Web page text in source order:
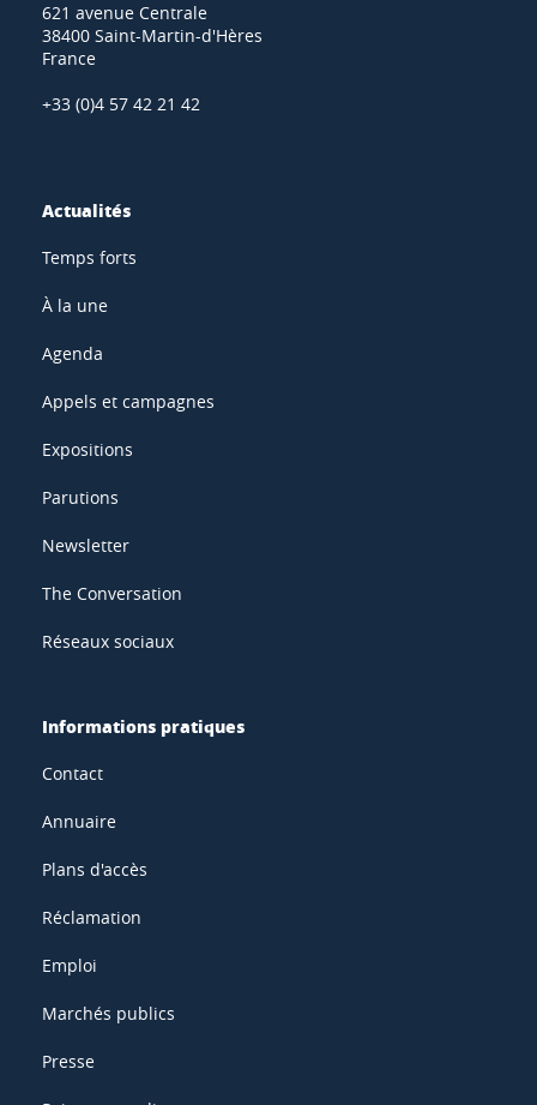
621 avenue Centrale
38400 Saint-Martin-d'Hères
France
+33 (0)4 57 42 21 42
Actualités
Temps forts
À la une
Agenda
Appels et campagnes
Expositions
Parutions
Newsletter
The Conversation
Réseaux sociaux
Informations pratiques
Contact
Annuaire
Plans d'accès
Réclamation
Emploi
Marchés publics
Presse